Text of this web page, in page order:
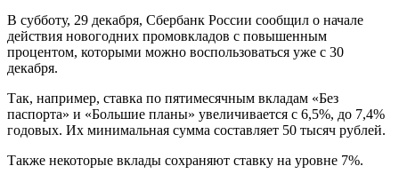
В субботу, 29 декабря, Сбербанк России сообщил о начале
действия новогодних промовкладов с повышенным
процентом, которыми можно воспользоваться уже с 30
декабря.
Так, например, ставка по пятимесячным вкладам «Без
паспорта» и «Большие планы» увеличивается с 6,5%, до 7,4%
годовых. Их минимальная сумма составляет 50 тысяч рублей.
Также некоторые вклады сохраняют ставку на уровне 7%.